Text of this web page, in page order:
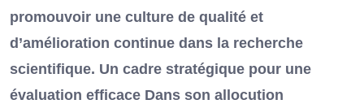
promouvoir une culture de qualité et
d’amélioration continue dans la recherche
scientifique. Un cadre stratégique pour une
évaluation efficace Dans son allocution